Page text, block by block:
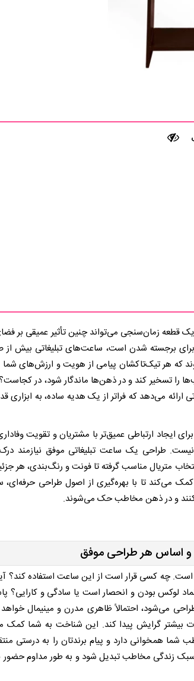
یک قطعه زمان‌سنجی می‌تواند چنین تأثیر عمیقی بر
برجسته شدن است، ساعت‌های تبلیغاتی بیش از
که هر تیک‌تاکشان پیامی از هویت و ارزش‌های
را تسخیر کند و در ذهن‌ها ماندگار شود، در
می‌دهد که فراتر از یک هدیه ساده، به ابزاری
ایجاد ارتباطی عمیق‌تر با مشتریان و تقویت
طراحی یک ساعت تبلیغاتی موفق نیازمند
متریال مناسب گرفته تا فونت و رنگ‌بندی، هر
کمک می‌کند تا با بهره‌گیری از اصول طراحی
می‌کنند و در ذهن مخاطب حک می‌شوند.
اساس هر طراحی موفق
چه کسی قرار است از این ساعت استفاده کند؟
لوکس بودن و انحصار است یا سادگی و کارایی؟
می‌شود، احتمالاً ظاهری مدرن و مینیمال
گرایش پیدا کند. این شناخت به شما کمک
شما همخوانی دارد و پیام برندتان را به درستی
زندگی مخاطب تبدیل شود و به طور مداوم حضور